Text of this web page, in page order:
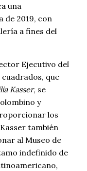
una
de 2019, con
a fines del
Ejecutivo del
que
Kasser, se
y
los
también
al Museo de
indefinido de